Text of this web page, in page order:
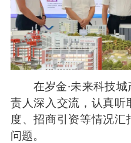
在岁金·未来科技城
责人深入交流，认真听
度、招商引资等情况
问题。